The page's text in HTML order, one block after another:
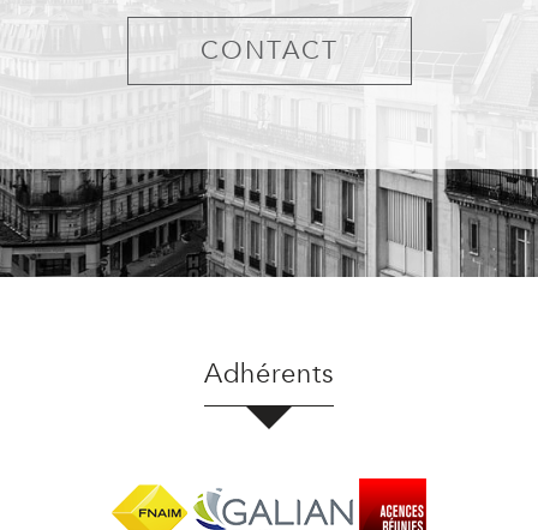
CONTACT
Adhérents